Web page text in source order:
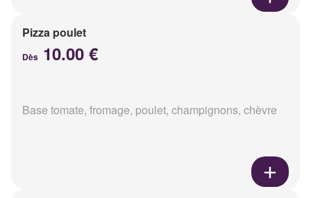
Pizza poulet
Dès 10.00 €
Base tomate, fromage, poulet, champignons, chèvre